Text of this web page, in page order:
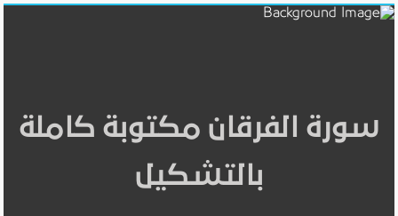
سورة الفرقان مكتوبة كاملة
بالتشكيل